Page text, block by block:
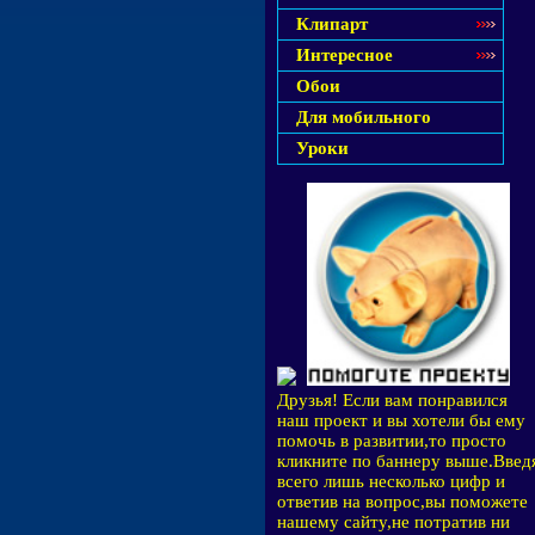
Клипарт
Интересное
Обои
Для мобильного
Уроки
Друзья! Если вам понравился
наш проект и вы хотели бы ему
помочь в развитии,то просто
кликните по баннеру
всего лишь несколько цифр и
ответив на вопрос,вы поможете
нашему сайту,не потратив ни